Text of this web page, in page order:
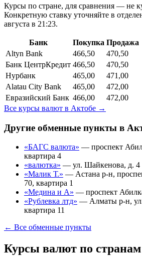
Курсы по стране, для сравнения — не
Конкретную ставку уточняйте в
августа в 21:23.
Банк Покупка Продажа
Altyn Bank
466,50
470,50
Банк ЦентрКредит 466,50
470,50
Нурбанк
465,00
471,00
Alatau City Bank
465,00
472,00
Евразийский Банк 466,00
472,00
Все курсы валют в Актобе →
Другие обменные пункты в
«БАГС валюта» — проспект
квартира 4
«валютка» — ул. Шайкенова, д. 4
«Малик Т.» — Астана р-н,
70, квартира 1
«Медина и А» — проспект
«Рублевка лтд» — Алматы р-н,
квартира 11
← Все обменные пункты
Курсы валют по странам